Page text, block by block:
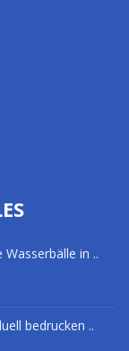
in ..
bedrucken ..